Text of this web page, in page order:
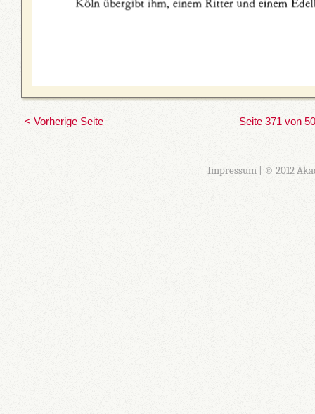
< Vorherige Seite Seite 371 von
Impressum| © 2012